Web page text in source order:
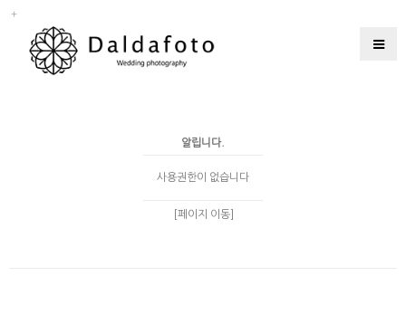
알립니다.
사용권한이 없습니다
[페이지 이동]